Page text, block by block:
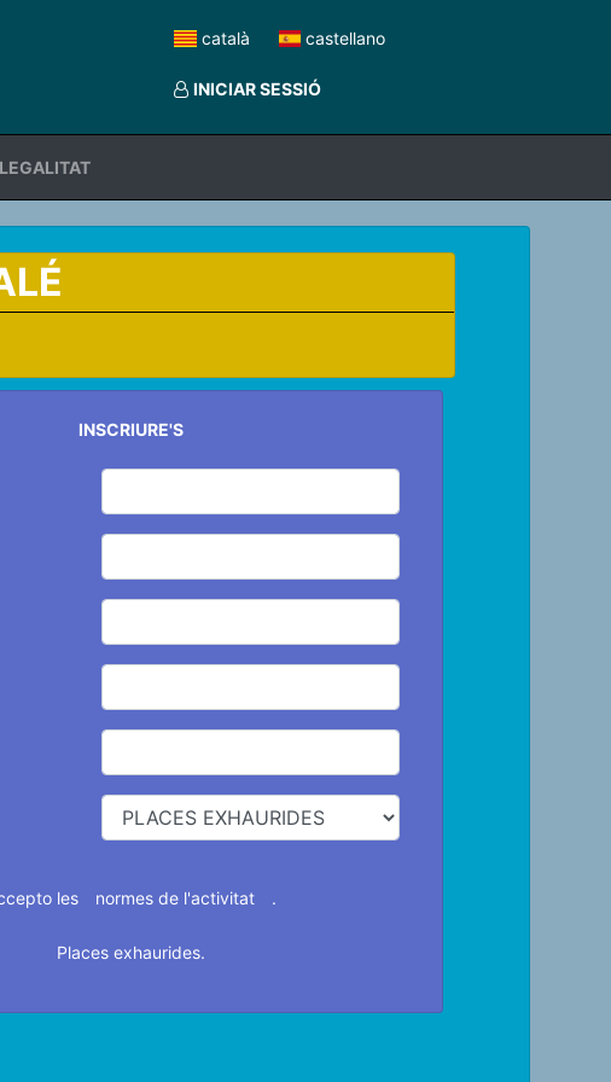
català castellano
INICIAR SESSIÓ
LEGALITAT
INSCRIURE'S
les normes de l'activitat .
Places exhaurides.